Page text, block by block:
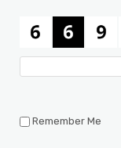
Remember Me